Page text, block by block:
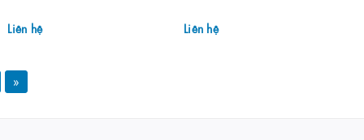
Liên hệ Liên hệ
»